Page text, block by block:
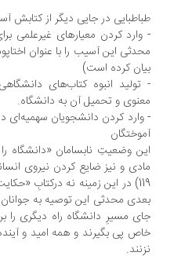
در جایی دیگر از کتابش
کردن معیارهای غیرعلمی برای
این آسیب را با عنوان اختاپوس‌های
کرده است)
انبوه کتاب‌های دانشگاهی
و تحمیل آن به دانشگاه.
کردن دانشجویان سهمیه‌ای در
وضعیتِ نابسامان «دانشگاه را به
و نیز ضایع کردن نیروی انسانی
119) در این زمینه نه درکتابِ «حکایت
محدثی این توصیه به جوانان
مسیرِ دانشگاه راه دیگری را برای
پی بگیرند و همه امید و آینده خود